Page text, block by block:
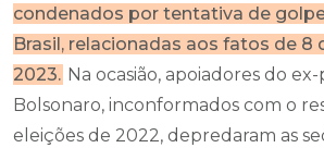
condenados por tentativa de
Brasil, relacionadas aos fatos de 8
2023. Na ocasião, apoiadores do
Bolsonaro, inconformados com o
eleições de 2022, depredaram as